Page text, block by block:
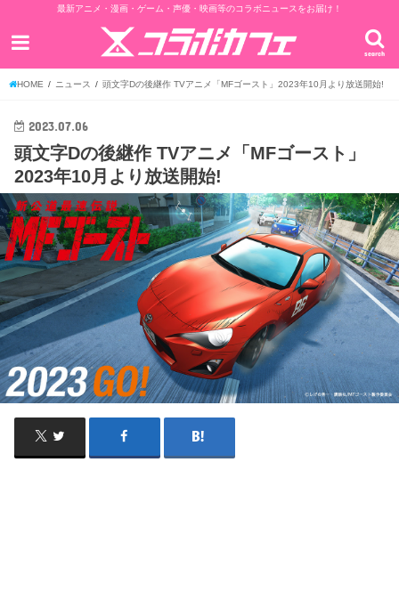
最新アニメ・漫画・ゲーム・声優・映画等のコラボニュースをお届け！
search
HOME ニュース 頭文字Dの後継作 TVアニメ「MFゴースト」2023年10月より放送開始!
2023.07.06
頭文字Dの後継作 TVアニメ「MFゴースト」
2023年10月より放送開始!